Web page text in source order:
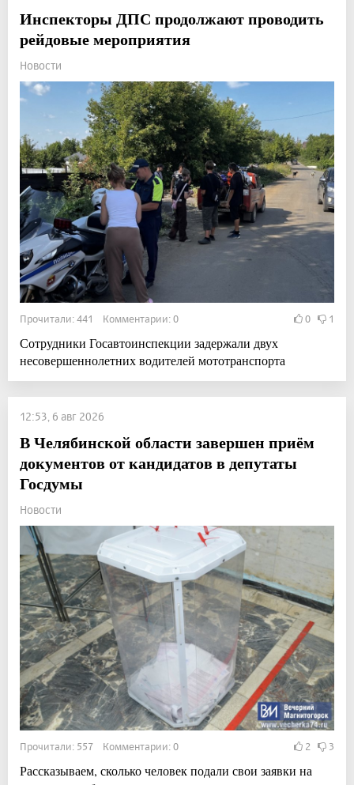
Инспекторы ДПС продолжают проводить
рейдовые мероприятия
Новости
Прочитали: 441 Комментарии: 0 0 1
Сотрудники Госавтоинспекции задержали двух
несовершеннолетних водителей мототранспорта
12:53, 6 авг 2026
В Челябинской области завершен приём
документов от кандидатов в депутаты
Госдумы
Новости
Прочитали: 557 Комментарии: 0 2 3
Рассказываем, сколько человек подали свои заявки на